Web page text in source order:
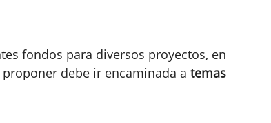
fondos para diversos proyectos, en
debe ir encaminada a temas